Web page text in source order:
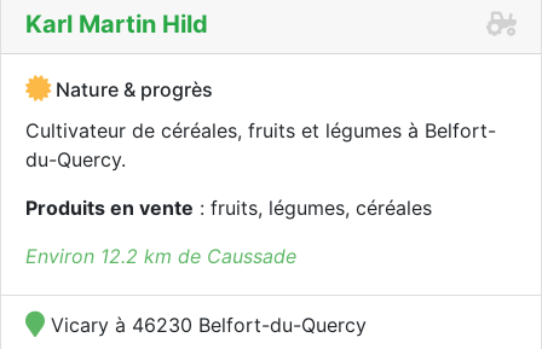
Karl Martin Hild
Nature & progrès
Cultivateur de céréales, fruits et légumes à Belfort-
du-Quercy.
Produits en vente : fruits, légumes, céréales
Environ 12.2 km de Caussade
Vicary à 46230 Belfort-du-Quercy